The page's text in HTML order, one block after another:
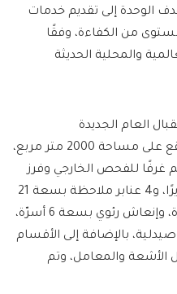
الوحدة إلى تقديم خدمات
من الكفاءة، وفقًا
والمحلية الحديثة
العام الجديدة
بالمستشفى الجامعي الرئيسي تقع على مساحة 2000 متر مربع،
سريرًا، وتضم غرفًا للفحص الخارجي وفرز
المرضى بطاقة استيعابية 32 سريرًا، و4 عنابر ملاحظة بسعة 21
سريرًا، وعناية مركزة بسعة 6 أسرّة، وإنعاش رئوي بسعة 6 أسرّة،
بالإضافة إلى الأقسام
الأشعة والمعامل، وتم